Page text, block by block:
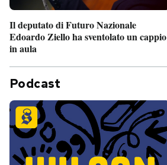
Il deputato di Futuro Nazionale
Edoardo Ziello ha sventolato un cappio
in aula
Podcast